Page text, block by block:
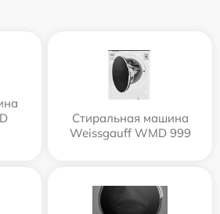
Стиральная машина
Weissgauff WMD 999